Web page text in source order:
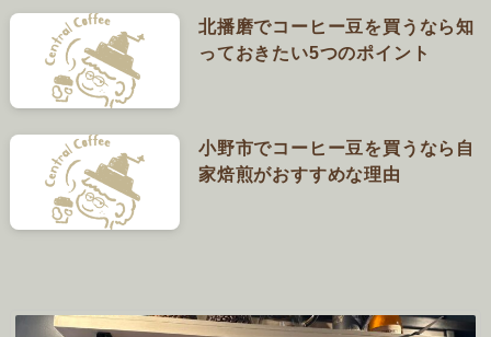
北播磨でコーヒー豆を買うなら知
っておきたい5つのポイント
小野市でコーヒー豆を買うなら自
家焙煎がおすすめな理由